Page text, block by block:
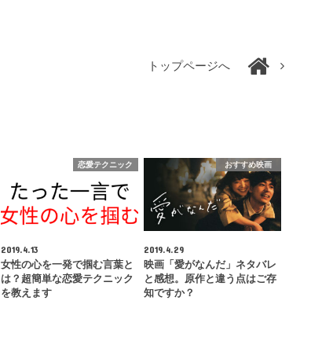
トップページへ
恋愛テクニック
2019.4.13
女性の心を一発で掴む言葉と
は？超簡単な恋愛テクニック
を教えます
おすすめ映画
2019.4.29
映画「愛がなんだ」ネタバレ
と感想。原作と違う点はご存
知ですか？